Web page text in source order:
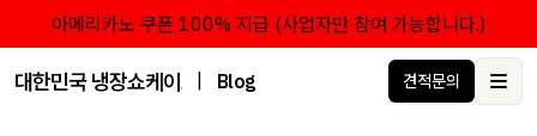
아메리카노 쿠폰 100% 지급 (사업자만 참여 가능합니다.)
대한민국 냉장쇼케이스 점유율 1위 브랜드 한성쇼케이스
Blog 견적문의